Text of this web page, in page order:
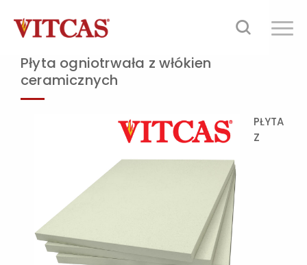
Płyta ogniotrwała z włókien
ceramicznych
PŁYTA
Z